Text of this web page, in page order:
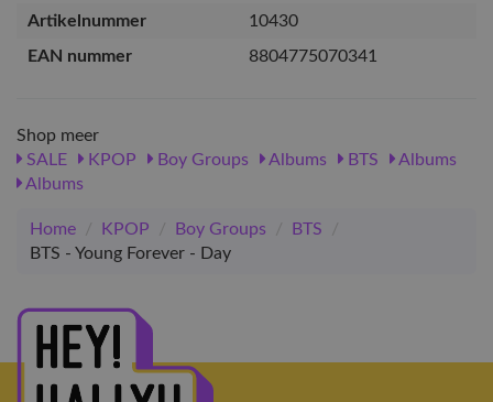
Artikelnummer
10430
EAN nummer
8804775070341
Shop meer
SALE
KPOP Boy Groups Albums BTS
Albums
Albums
Home / KPOP / Boy Groups / BTS
/
BTS - Young Forever - Day